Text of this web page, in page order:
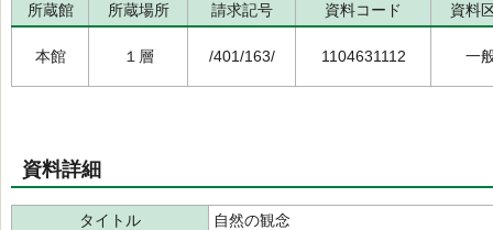
所蔵館 所蔵場所 請求記号 資料コード 資料
本館 １層 /401/163/ 1104631112 一
資料詳細
タイトル
自然の観念